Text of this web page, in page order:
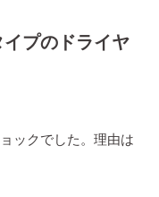
プのドライヤ
ックでした。理由は